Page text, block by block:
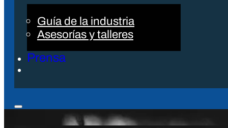
Guía de la industria
Asesorías y talleres
Prensa